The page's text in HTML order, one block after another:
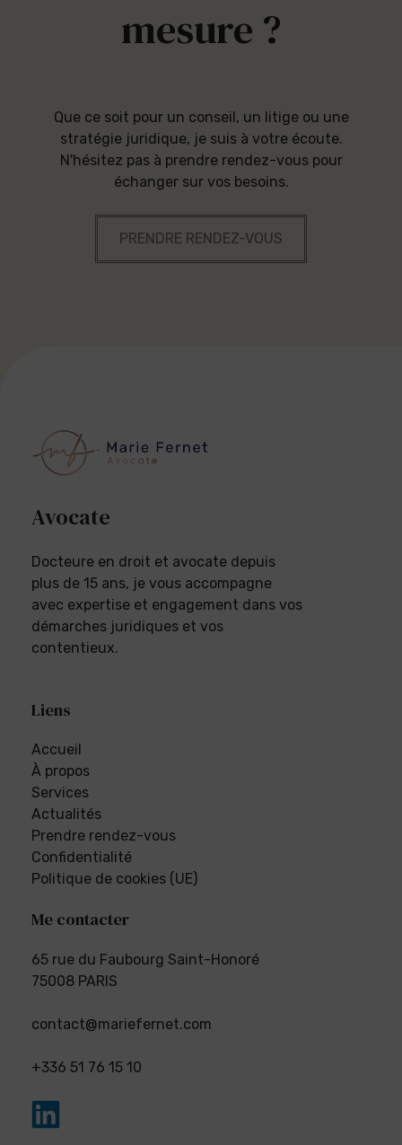
mesure ?
Que ce soit pour un conseil, un litige ou une
stratégie juridique, je suis à votre écoute.
N'hésitez pas à prendre rendez-vous pour
échanger sur vos besoins.
PRENDRE RENDEZ-VOUS
Avocate
Docteure en droit et avocate depuis
plus de 15 ans, je vous accompagne
avec expertise et engagement dans vos
démarches juridiques et vos
contentieux.
Liens
Accueil
À propos
Services
Actualités
Prendre rendez-vous
Confidentialité
Politique de cookies (UE)
Me contacter
65 rue du Faubourg Saint-Honoré
75008 PARIS
contact@mariefernet.com
+336 51 76 15 10